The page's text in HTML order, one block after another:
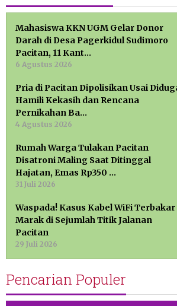
Mahasiswa KKN UGM Gelar Donor
Darah di Desa Pagerkidul Sudimoro
Pacitan, 11 Kant…
6 Agustus 2026
Pria di Pacitan Dipolisikan Usai
Hamili Kekasih dan Rencana
Pernikahan Ba…
4 Agustus 2026
Rumah Warga Tulakan Pacitan
Disatroni Maling Saat Ditinggal
Hajatan, Emas Rp350 …
31 Juli 2026
Waspada! Kasus Kabel WiFi Terbakar
Marak di Sejumlah Titik Jalanan
Pacitan
29 Juli 2026
Pencarian Populer